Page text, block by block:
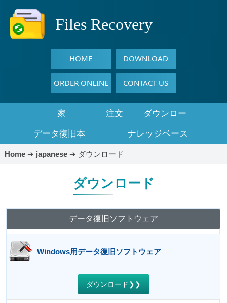
Files Recovery
HOME DOWNLOAD
ORDER ONLINE CONTACT US
家 注文
ダウンロー
ド
データ復旧本 ナレッジベース
Home➔ japanese➔ ダウンロード
ダウンロード
データ復旧ソフトウェア
Windows用データ復旧ソフトウェア
ダウンロード❯❯